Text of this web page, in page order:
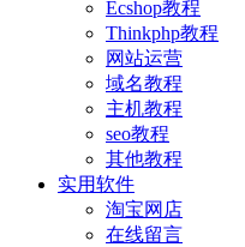
Ecshop教程
Thinkphp教程
网站运营
域名教程
主机教程
seo教程
其他教程
实用软件
淘宝网店
在线留言